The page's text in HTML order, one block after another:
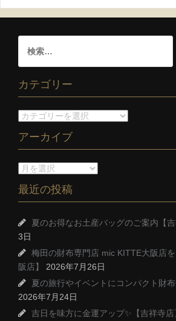
カテゴリー
アーカイブ
最近の投稿
夏のお得なお土産バッグのご案内【吉
3日
梅田の財布専門店 mic KITTE大阪店
阪店】
2026年7月26日
夏の旅行やイベントにコンパクト財布
2026年7月24日
吉日を味方に金運アップ✨【吉祥寺店